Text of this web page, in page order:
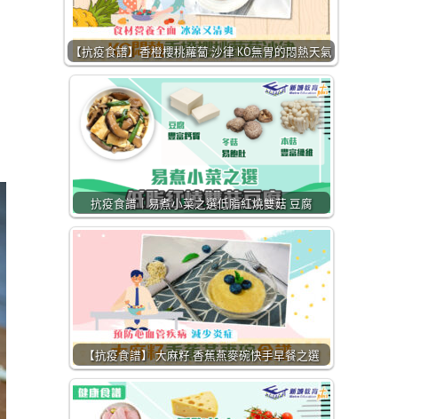
【抗疫食譜】香橙櫻桃蘿蔔 沙律 KO無胃的悶熱天氣
抗疫食譜｜易煮小菜之選低脂紅燒雙菇 豆腐
【抗疫食譜】 大麻籽 香蕉燕麥碗快手早餐之選